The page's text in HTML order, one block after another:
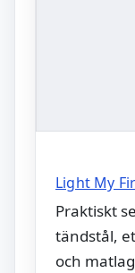
Light My
Praktiskt
tändstål,
och